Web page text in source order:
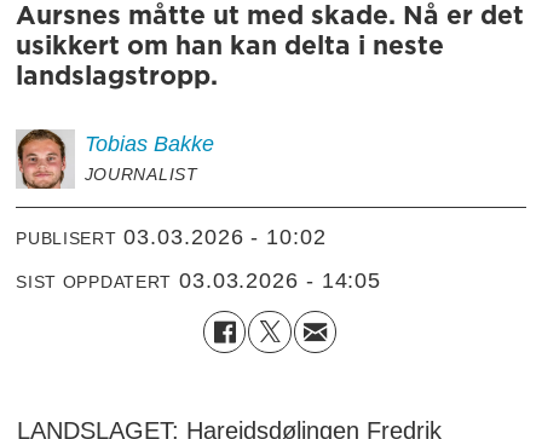
Aursnes måtte ut med skade. Nå er det
usikkert om han kan delta i neste
landslagstropp.
Tobias Bakke
JOURNALIST
PUBLISERT 03.03.2026 - 10:02
SIST OPPDATERT 03.03.2026 - 14:05
LANDSLAGET: Hareidsdølingen Fredrik